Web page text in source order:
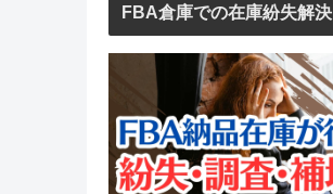
FBA倉庫での在庫紛失解決